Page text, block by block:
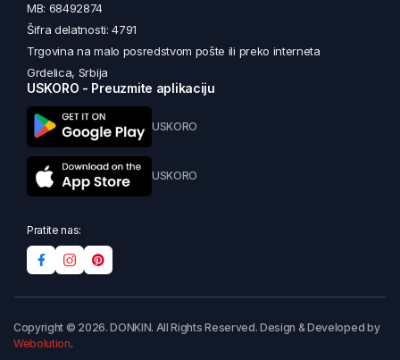
MB: 68492874
Šifra delatnosti: 4791
Trgovina na malo posredstvom pošte ili preko interneta
Grdelica, Srbija
USKORO - Preuzmite aplikaciju
USKORO
USKORO
Pratite nas:
Copyright © 2026. DONKIN. All Rights Reserved. Design & Developed by
Webolution.